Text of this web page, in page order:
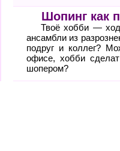
Шопинг как
Твоё хобби —
ансамбли из
подруг и коллег?
офисе, хобби
шопером?